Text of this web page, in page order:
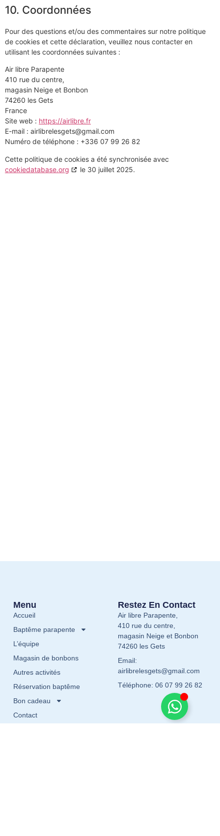
10. Coordonnées
Pour des questions et/ou des commentaires sur notre politique
de cookies et cette déclaration, veuillez nous contacter en
utilisant les coordonnées suivantes :
Air libre Parapente
410 rue du centre,
magasin Neige et Bonbon
74260 les Gets
France
Site web : https://airlibre.fr
E-mail : airlibrelesgets@gmail.com
Numéro de téléphone : +336 07 99 26 82
Cette politique de cookies a été synchronisée avec
cookiedatabase.org
le 30 juillet 2025.
Menu
Accueil
Baptême parapente
L’équipe
Magasin de bonbons
Autres activités
Réservation baptême
Bon cadeau
Contact
Restez En Contact
Air libre Parapente,
410 rue du centre,
magasin Neige et Bonbon
74260 les Gets
Email:
airlibrelesgets@gmail.com
Téléphone: 06 07 99 26 82